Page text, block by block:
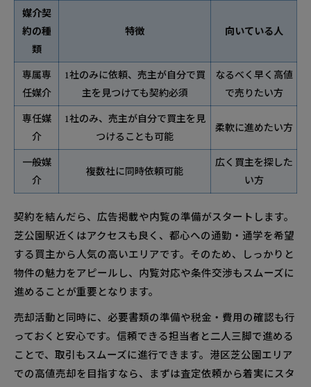
媒介契
約の種
類
特徴 向いている人
専属専
任媒介
1社のみに依頼、売主が自分で買
主を見つけても契約必須
なるべく早く高値
で売りたい方
専任媒
介
1社のみ、売主が自分で買主を見
つけることも可能
柔軟に進めたい方
一般媒
介
複数社に同時依頼可能
広く買主を探した
い方
契約を結んだら、広告掲載や内覧の準備がスタートします。
芝公園駅近くはアクセスも良く、都心への通勤・通学を希望
する買主から人気の高いエリアです。そのため、しっかりと
物件の魅力をアピールし、内覧対応や条件交渉もスムーズに
進めることが重要となります。
売却活動と同時に、必要書類の準備や税金・費用の確認も行
っておくと安心です。信頼できる担当者と二人三脚で進める
ことで、取引もスムーズに進行できます。港区芝公園エリア
での高値売却を目指すなら、まずは査定依頼から着実にスタ